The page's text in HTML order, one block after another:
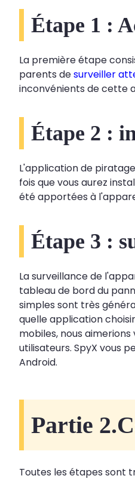
Étape 1 :
La première étape
parents desurveiller
inconvénients de cette
Étape 2 :
L'application de
fois que vous aurez
été apportées à
Étape 3 :
La surveillance de
tableau de bord du
simples sont très
quelle application
mobiles, nous
utilisateurs. SpyX vous
Android.
Partie
Toutes les étapes sont